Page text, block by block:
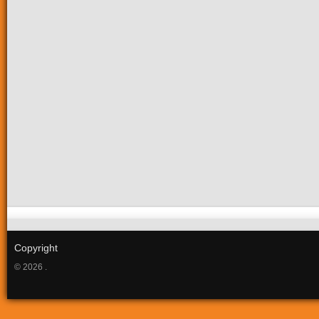
Copyright
© 2026 .